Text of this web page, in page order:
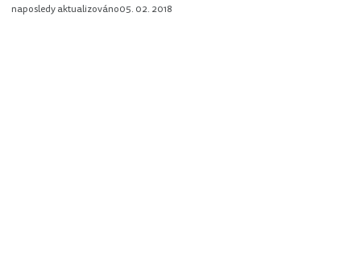
naposledy aktualizováno05. 02. 2018